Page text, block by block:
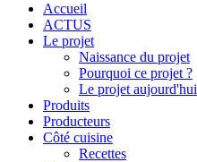
Accueil
ACTUS
Le projet
Naissance du projet
Pourquoi ce projet ?
Le projet aujourd'hui
Produits
Producteurs
Côté cuisine
Recettes